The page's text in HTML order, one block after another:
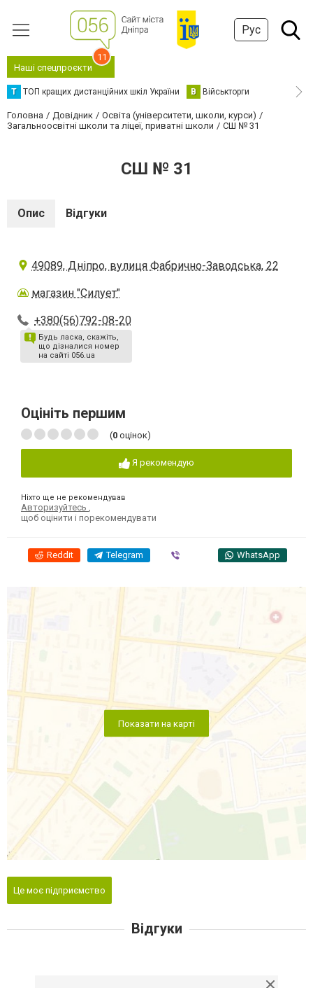
Рус
Наші спецпроєкти
11
Т ТОП кращих дистанційних шкіл України В Військторги
Головна Довідник
Освіта (університети, школи, курси)
Загальноосвітні школи та ліцеї, приватні школи
СШ № 31
СШ № 31
Опис Відгуки
49089, Дніпро, вулиця Фабрично-Заводська, 22
магазин "Силует"
+380(56)792-08-20
Будь ласка, скажіть,
що дізналися номер
на сайті 056.ua
Оцініть першим
(0 оцінок)
Я рекомендую
Ніхто ще не рекомендував
Авторизуйтесь
щоб оцінити і порекомендувати
Reddit Telegram WhatsApp
Показати на карті
Це моє підприємство
Відгуки